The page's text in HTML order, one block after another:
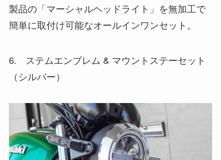
製品の「マーシャルヘッドライト」を無加工で
簡単に取付け可能なオールインワンセット。
6. ステムエンブレム & マウントステーセット
（シルバー）